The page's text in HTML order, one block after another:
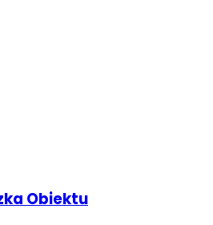
Obiektu